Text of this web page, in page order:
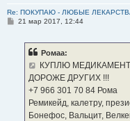
Re: ПОКУПАЮ - ЛЮБЫЕ
С21 мар 2017, 12:44
Ромаа:
КУПЛЮ
ДОРОЖЕ ДРУГИХ !!!
‪+7 966 301 70 84‬ Рома
Ремикейд, калетру,
Бонефос, Вальцит,